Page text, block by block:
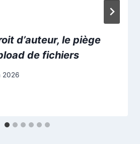
d’auteur, le piège
de fichiers
2026